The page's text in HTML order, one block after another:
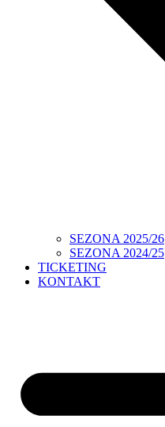
SEZONA 2025/26
SEZONA 2024/25
TICKETING
KONTAKT